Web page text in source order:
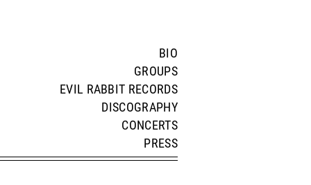
BIO
GROUPS
EVIL RABBIT RECORDS
DISCOGRAPHY
CONCERTS
PRESS